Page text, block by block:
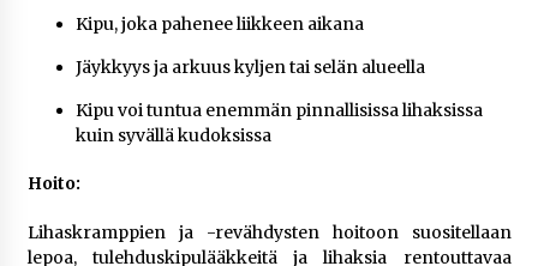
suomalaisten pelaajien on hyvä tietää
Kipu, joka pahenee liikkeen aikana
Jäykkyys ja arkuus kyljen tai selän alueella
Kipu voi tuntua enemmän pinnallisissa lihaksissa
kuin syvällä kudoksissa
Hoito:
Lihaskramppien ja -revähdysten hoitoon suositellaan
lepoa, tulehduskipulääkkeitä ja lihaksia rentouttavaa